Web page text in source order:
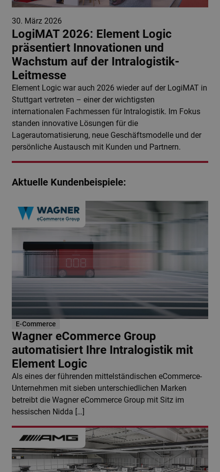
30. März 2026
LogiMAT 2026: Element Logic
präsentiert Innovationen und
Wachstum auf der Intralogistik-
Leitmesse
Element Logic war auch 2026 wieder auf der LogiMAT in
Stuttgart vertreten – einer der wichtigsten
internationalen Fachmessen für Intralogistik. Im Fokus
standen innovative Lösungen für die
Lagerautomatisierung, neue Geschäftsmodelle und der
persönliche Austausch mit Kunden und Partnern.
Aktuelle Kundenbeispiele:
E-Commerce
Wagner eCommerce Group
automatisiert Ihre Intralogistik mit
Element Logic
Als eines der führenden mittelständischen eCommerce-
Unternehmen mit sieben unterschiedlichen Marken
betreibt die Wagner eCommerce Group mit Sitz im
hessischen Nidda […]